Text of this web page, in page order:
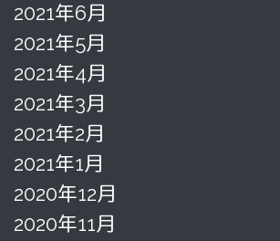
2021年6月
2021年5月
2021年4月
2021年3月
2021年2月
2021年1月
2020年12月
2020年11月